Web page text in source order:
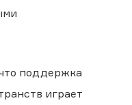
поддержка
играет